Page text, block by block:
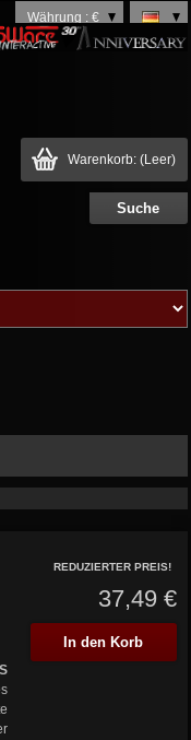
Währung : €
Warenkorb: (Leer)
REDUZIERTER PREIS!
37,49 €
In den Korb